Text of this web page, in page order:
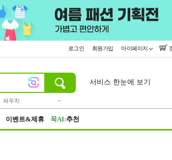
로그인 회원가입 마이페이지
파우치
서비스 한눈에 보기
이벤트&제휴 꾹AI:추천